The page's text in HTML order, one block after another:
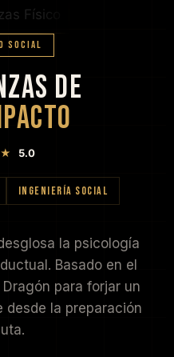
SOCIAL
DE
5.0
INGENIERÍA SOCIAL
la psicología
Basado en el
para forjar un
desde la preparación